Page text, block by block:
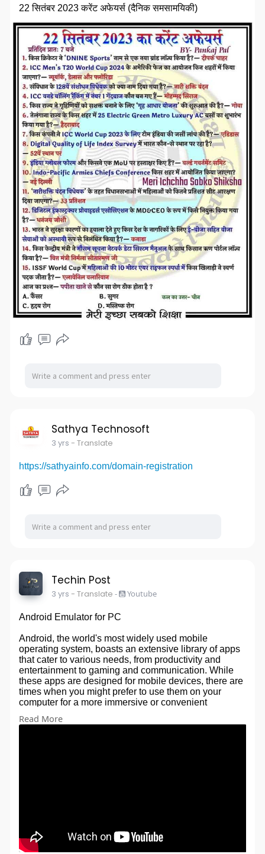
22 सितंबर 2023 करेंट अफेयर्स (दैनिक समसामयिकी)
Sathya Technosoft
3 yrs - Translate
https://sathyainfo.com/domain-registration
Techin Post
3 yrs - Translate - Youtube
Android Emulator for PC
Android, the world's most widely used mobile
operating system, boasts an extensive library of apps
that cater to various needs, from productivity and
entertainment to gaming and communication. While
these apps are designed for mobile devices, there are
times when you might prefer to use them on your
computer for a more immersive or convenient
Read More